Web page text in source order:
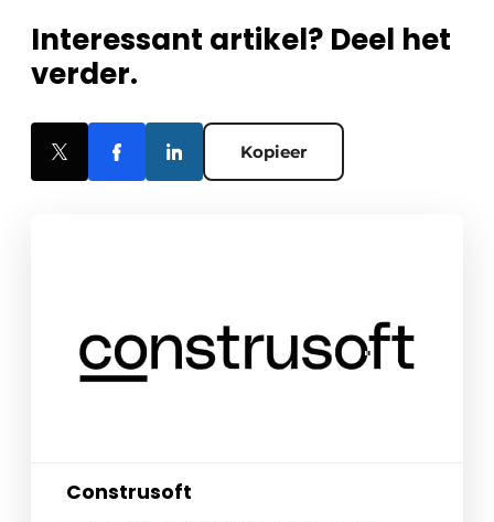
Interessant artikel? Deel het
verder.
Kopieer
Construsoft